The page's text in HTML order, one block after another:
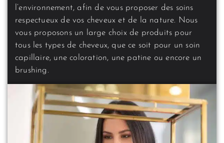
l’environnement, afin de vous proposer des soins
respectueux de vos cheveux et de la nature. Nous
vous proposons un large choix de produits pour
tous les types de cheveux, que ce soit pour un soin
capillaire, une coloration, une patine ou encore un
brushing.